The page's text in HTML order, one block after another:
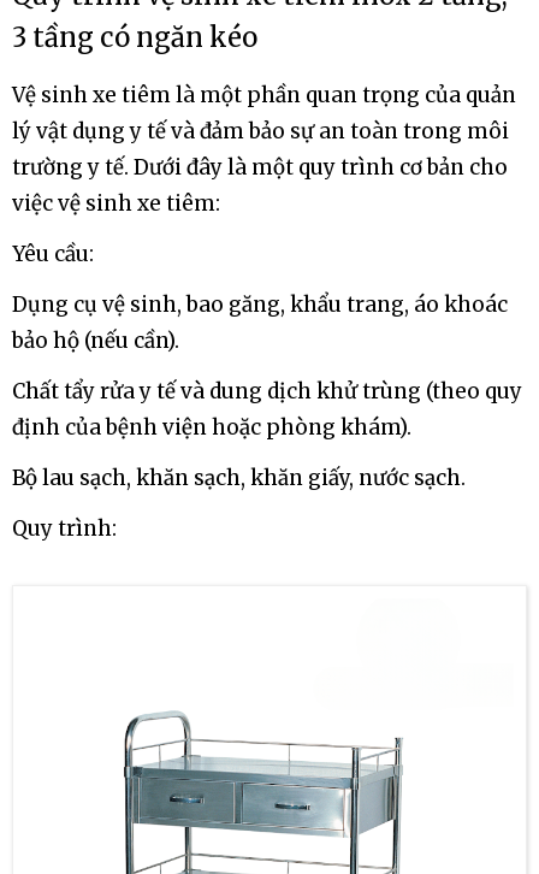
3 tầng có ngăn kéo
Vệ sinh xe tiêm là một phần quan trọng của quản
lý vật dụng y tế và đảm bảo sự an toàn trong môi
trường y tế. Dưới đây là một quy trình cơ bản cho
việc vệ sinh xe tiêm:
Yêu cầu:
Dụng cụ vệ sinh, bao găng, khẩu trang, áo khoác
bảo hộ (nếu cần).
Chất tẩy rửa y tế và dung dịch khử trùng (theo quy
định của bệnh viện hoặc phòng khám).
Bộ lau sạch, khăn sạch, khăn giấy, nước sạch.
Quy trình: